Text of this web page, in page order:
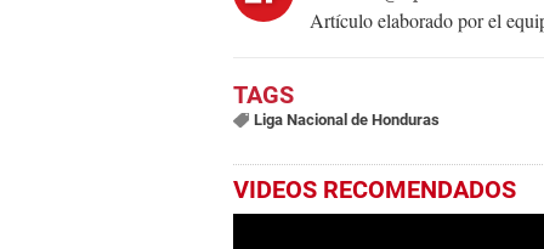
Artículo elaborado por el
Liga Nacional de Honduras
VIDEOS RECOMENDADOS